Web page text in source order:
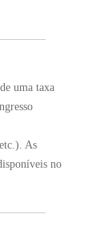
uma taxa
As
no